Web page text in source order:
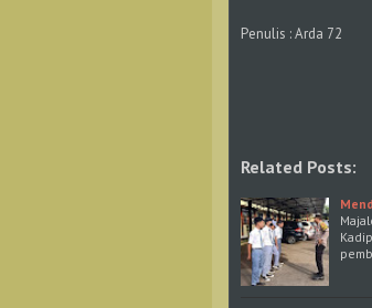
Penulis : Arda 72
Related Posts: